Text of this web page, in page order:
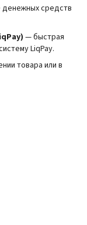
средств
— быстрая
LiqPay.
товара или в